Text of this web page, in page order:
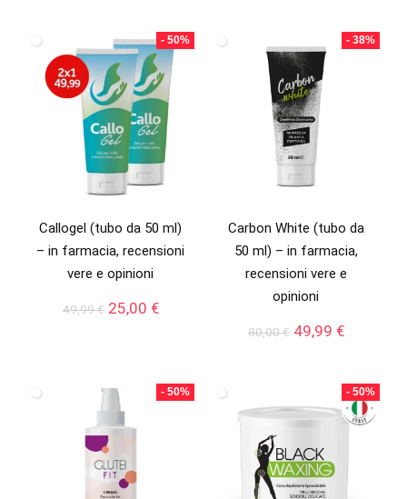
49,99 €.
è:
25,00 €.
60,00 €.39,00 €.
- 50%
Callogel (tubo da 50 ml)
– in farmacia, recensioni
vere e opinioni
49,99€ Il
49,99 €.
25,00 €Il
25,00 €.
- 38%
Carbon White (tubo da
50 ml) – in farmacia,
recensioni vere e
opinioni
80,00€ Il
80,00 €.
49,99 €Il
è:
49,99 €.
- 50% - 50%